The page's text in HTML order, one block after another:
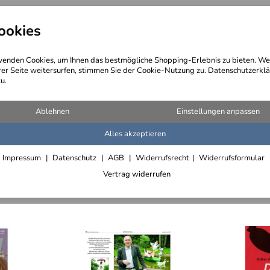
Cookies, um Ihnen das bestmögliche Shopping-Erlebnis zu bieten.
Seite weitersurfen, stimmen Sie der Cookie-Nutzung zu.
Ablehnen Einstellungen anpassen
Alles akzeptieren
Impressum Datenschutz AGB Widerrufsrecht
Widerrufsformular
Vertrag widerrufen
Wegebeschreibung @